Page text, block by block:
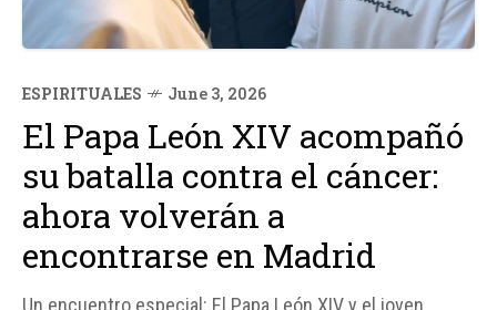
ESPIRITUALES June 3, 2026
El Papa León XIV acompañó
su batalla contra el cáncer:
ahora volverán a
encontrarse en Madrid
Un encuentro especial: El Papa León XIV y el joven